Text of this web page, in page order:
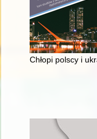
Chłopi polscy i